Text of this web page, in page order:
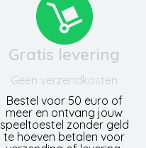
Gratis levering
Geen verzendkosten
Bestel voor 50 euro of
meer en ontvang jouw
speeltoestel zonder geld
te hoeven betalen voor